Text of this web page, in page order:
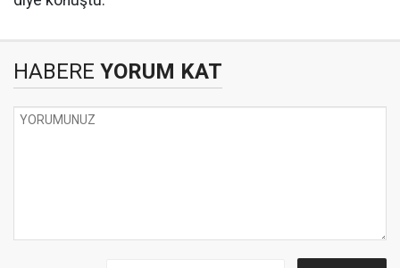
HABERE YORUM KAT